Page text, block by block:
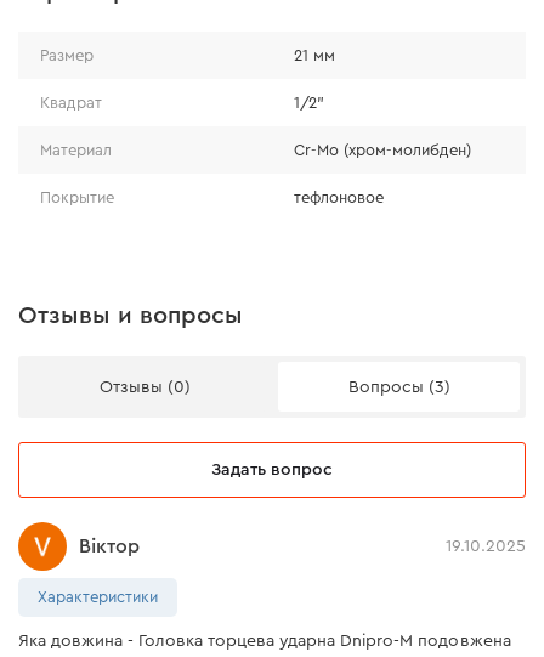
Размер 21 мм
Квадрат 1/2"
Материал Cr-Mo (хром-молибден)
Покрытие тефлоновое
Отзывы и вопросы
Отзывы (0) Вопросы (3)
Задать вопрос
Віктор 19.10.2025
Характеристики
Яка довжина - Головка торцева ударна Dnipro-M подовжена